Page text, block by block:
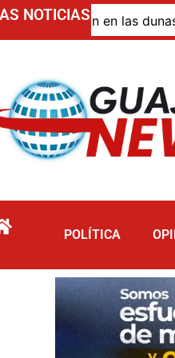
NOTICIAS
en las dunas de
POLÍTICA